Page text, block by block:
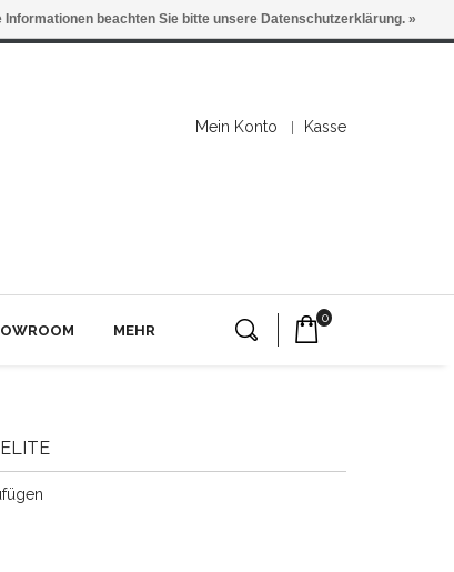
Mein Konto Kasse
MEHR
0
Informationen beachten Sie bitte unsere Datenschutzerklärung. »